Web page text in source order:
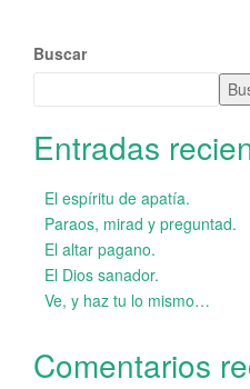
Buscar
Entradas
El espíritu de apatía.
Paraos, mirad y preguntad.
El altar pagano.
El Dios sanador.
Ve, y haz tu lo mismo…
Comentarios